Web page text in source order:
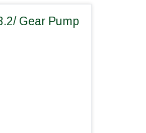
Gear Pump